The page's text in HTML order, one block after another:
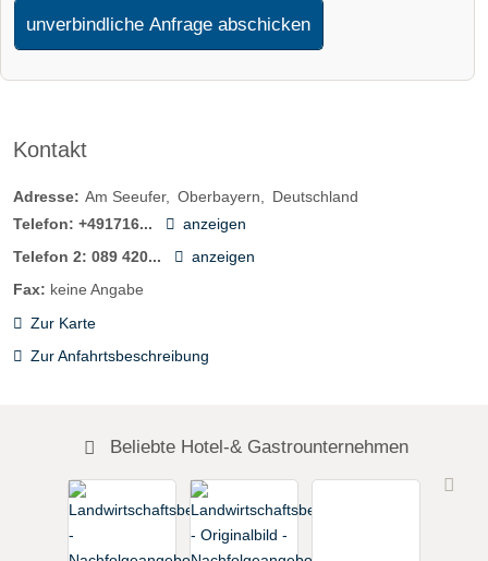
unverbindliche Anfrage abschicken
Kontakt
Adresse: Am Seeufer Oberbayern
Deutschland
Telefon: +491716...
anzeigen
Telefon 2: 089 420...
anzeigen
Fax: keine Angabe
Zur Karte
Zur Anfahrtsbeschreibung
Beliebte Hotel-& Gastrounternehmen